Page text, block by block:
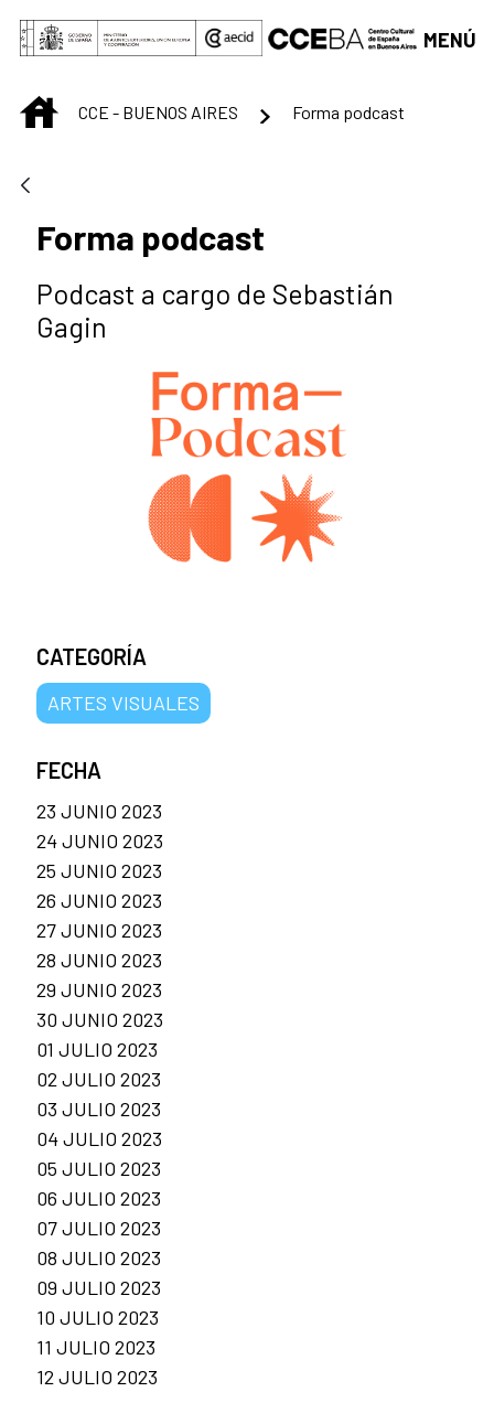
Saltar al contenido principal
MENÚ
INICIOCCE - BUENOS AIRES Forma podcast
Forma podcast
Podcast a cargo de Sebastián
Gagin
CATEGORÍA
ARTES VISUALES
FECHA
23 JUNIO 2023
24 JUNIO 2023
25 JUNIO 2023
26 JUNIO 2023
27 JUNIO 2023
28 JUNIO 2023
29 JUNIO 2023
30 JUNIO 2023
01 JULIO 2023
02 JULIO 2023
03 JULIO 2023
04 JULIO 2023
05 JULIO 2023
06 JULIO 2023
07 JULIO 2023
08 JULIO 2023
09 JULIO 2023
10 JULIO 2023
11 JULIO 2023
12 JULIO 2023